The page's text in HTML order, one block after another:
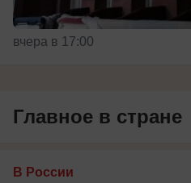
вчера в 17:00
Главное в стране
В России